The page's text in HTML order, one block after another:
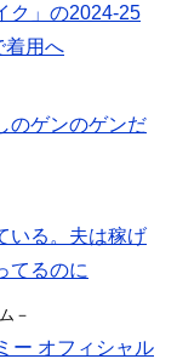
ク」の2024-25
着用へ
のゲンのゲンだ
いる。夫は稼げ
てるのに
－
ー オフィシャル